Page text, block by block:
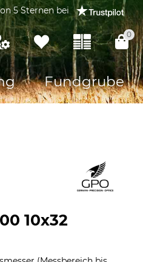
5 Sternen bei
0
Fundgrube
10x32